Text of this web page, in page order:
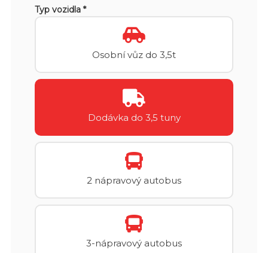
Typ vozidla *
Osobní vůz do 3,5t
Dodávka do 3,5 tuny
2 nápravový autobus
3-nápravový autobus